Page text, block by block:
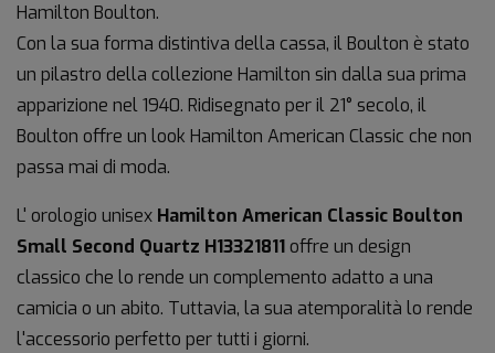
Hamilton Boulton.
Con la sua forma distintiva della cassa, il Boulton è stato
un pilastro della collezione Hamilton sin dalla sua prima
apparizione nel 1940. Ridisegnato per il 21° secolo, il
Boulton offre un look Hamilton American Classic che non
passa mai di moda.
L' orologio unisex Hamilton American Classic Boulton
Small Second Quartz H13321811offre un design
classico che lo rende un complemento adatto a una
camicia o un abito. Tuttavia, la sua atemporalità lo rende
l'accessorio perfetto per tutti i giorni.